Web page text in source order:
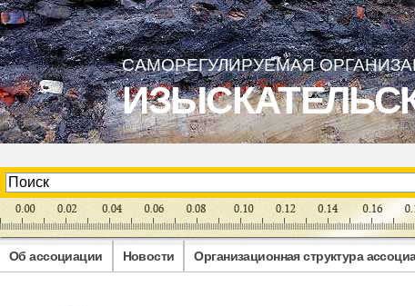
САМОРЕГУЛИРУЕМАЯ
Об ассоциации Новости Организационная структура